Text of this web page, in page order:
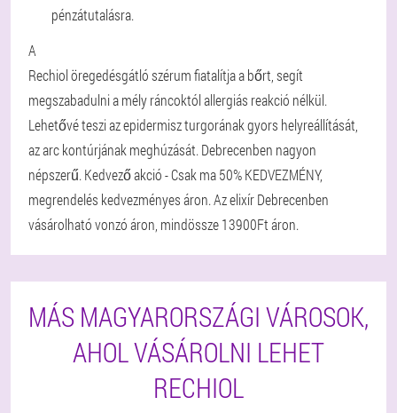
pénzátutalásra.
A
Rechiol öregedésgátló szérum fiatalítja a bőrt, segít
megszabadulni a mély ráncoktól allergiás reakció nélkül.
Lehetővé teszi az epidermisz turgorának gyors helyreállítását,
az arc kontúrjának meghúzását. Debrecenben nagyon
népszerű. Kedvező akció - Csak ma 50% KEDVEZMÉNY,
megrendelés kedvezményes áron. Az elixír Debrecenben
vásárolható vonzó áron, mindössze 13900Ft áron.
MÁS MAGYARORSZÁGI VÁROSOK,
AHOL VÁSÁROLNI LEHET
RECHIOL